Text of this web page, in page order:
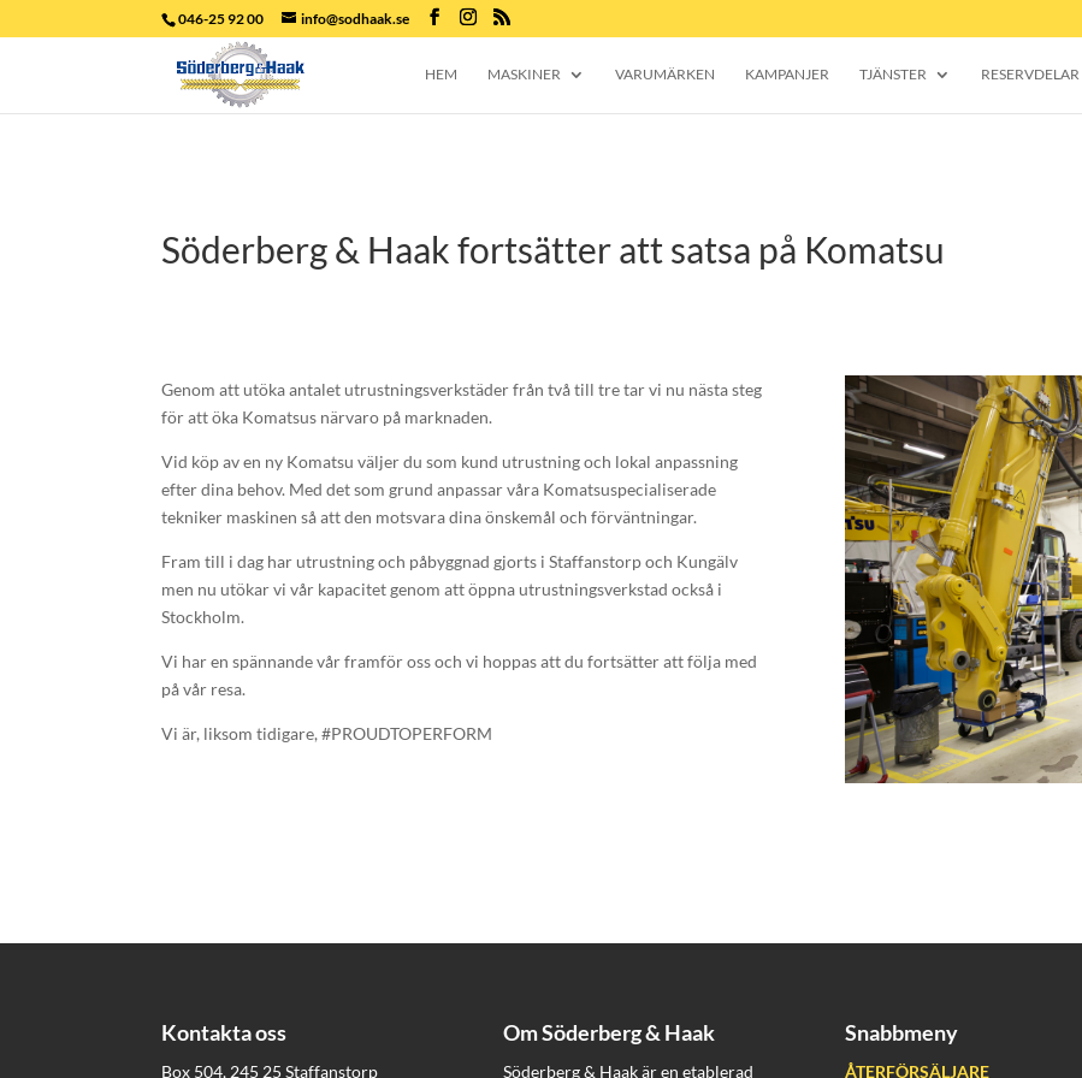
046-25 92 00 info@sodhaak.se
HEM MASKINER VARUMÄRKEN KAMPANJER TJÄNSTER RESERVDELAR
Söderberg & Haak fortsätter att satsa på Komatsu
Genom att utöka antalet utrustningsverkstäder från två till tre tar vi nu nästa steg
för att öka Komatsus närvaro på marknaden.
Vid köp av en ny Komatsu väljer du som kund utrustning och lokal anpassning
efter dina behov. Med det som grund anpassar våra Komatsuspecialiserade
tekniker maskinen så att den motsvara dina önskemål och förväntningar.
Fram till i dag har utrustning och påbyggnad gjorts i Staffanstorp och Kungälv
men nu utökar vi vår kapacitet genom att öppna utrustningsverkstad också i
Stockholm.
Vi har en spännande vår framför oss och vi hoppas att du fortsätter att följa med
på vår resa.
Vi är, liksom tidigare, #PROUDTOPERFORM
Kontakta oss
Box 504, 245 25 Staffanstorp
Om Söderberg & Haak
Söderberg & Haak är en etablerad
Snabbmeny
ÅTERFÖRSÄLJARE